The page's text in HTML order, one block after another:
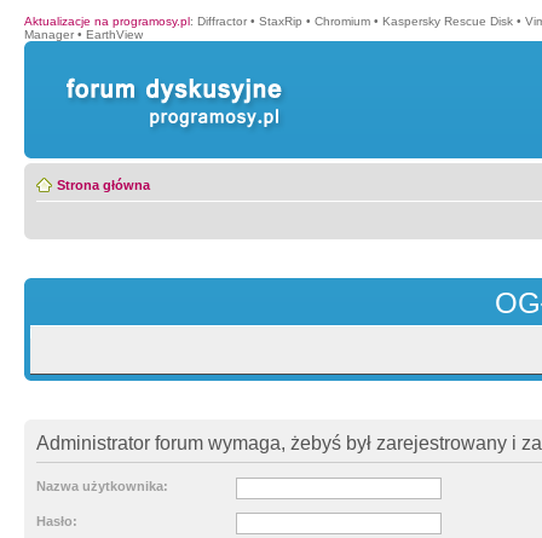
Aktualizacje na programosy.pl: Diffractor • StaxRip • Chromium • Kaspersky Rescue Disk •
Manager • EarthView
Strona główna
Administrator forum wymaga, żebyś był zarejestrowany i
Nazwa użytkownika:
Hasło: